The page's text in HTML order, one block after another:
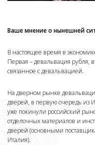
Ваше мнение о нынешней
В настоящее время в
Первая – девальвация рубля,
связанное с девальвацией.
На дверном рынке
дверей, в первую очередь из
уже покинули российский
отделочных материалов и
дверей (основными
Италия).